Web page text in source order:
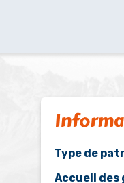
Type de
Accueil des